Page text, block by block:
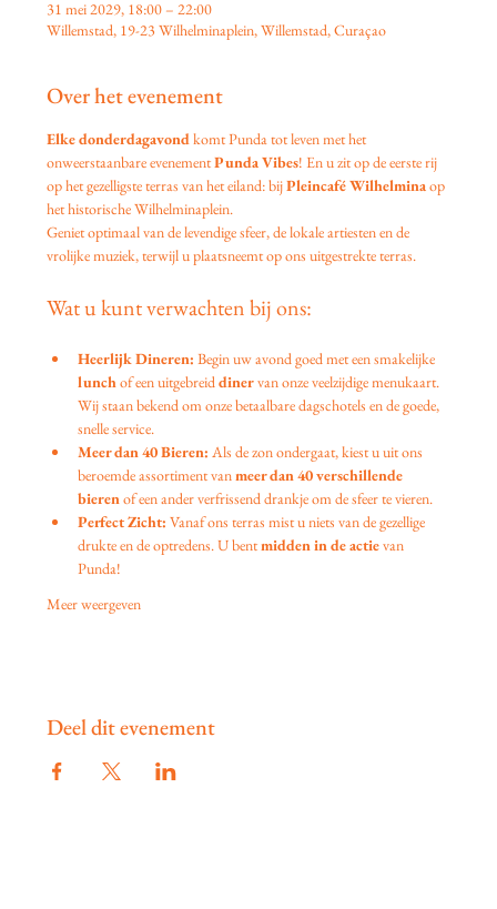
31 mei 2029, 18:00 – 22:00
Willemstad, 19-23 Wilhelminaplein, Willemstad, Curaçao
Over het evenement
Elke donderdagavond komt Punda tot leven met het
onweerstaanbare evenement Punda Vibes! En u zit op de eerste rij
op het gezelligste terras van het eiland: bij Pleincafé Wilhelmina op
het historische Wilhelminaplein.
Geniet optimaal van de levendige sfeer, de lokale artiesten en de
vrolijke muziek, terwijl u plaatsneemt op ons uitgestrekte terras.
Wat u kunt verwachten bij ons:
Heerlijk Dineren: Begin uw avond goed met een smakelijke
lunch of een uitgebreid diner van onze veelzijdige menukaart.
Wij staan bekend om onze betaalbare dagschotels en de goede,
snelle service.
Meer dan 40 Bieren: Als de zon ondergaat, kiest u uit ons
beroemde assortiment van meer dan 40 verschillende
bieren of een ander verfrissend drankje om de sfeer te vieren.
Perfect Zicht: Vanaf ons terras mist u niets van de gezellige
drukte en de optredens. U bent midden in de actie van
Punda!
Meer weergeven
Deel dit evenement